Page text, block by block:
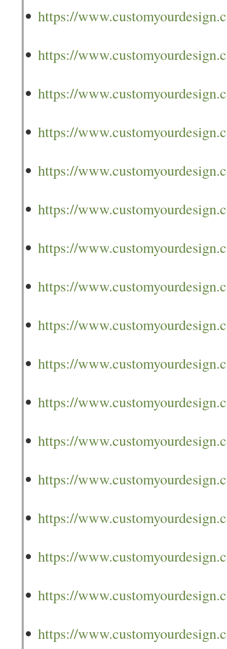
https://
https://
https://
https://
https://
https://
https://
https://
https://
https://
https://
https://
https://
https://
https://
https://
https://